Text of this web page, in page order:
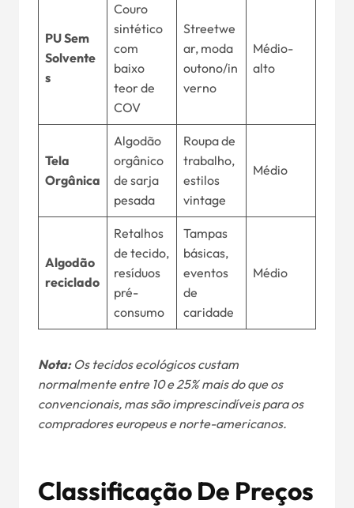
PU Sem
Solvente
s
Couro
sintético
com
baixo
teor de
COV
Streetwe
ar, moda
outono/in
verno
Médio-
alto
Tela
Orgânica
Algodão
orgânico
de sarja
pesada
Roupa de
trabalho,
estilos
vintage
Médio
Algodão
reciclado
Retalhos
de tecido,
resíduos
pré-
consumo
Tampas
básicas,
eventos
de
caridade
Médio
Nota: Os tecidos ecológicos custam
normalmente entre 10 e 25% mais do que os
convencionais, mas são imprescindíveis para os
compradores europeus e norte-americanos.
Classificação De Preços